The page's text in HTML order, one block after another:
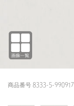
商品番号 8333-5-990917